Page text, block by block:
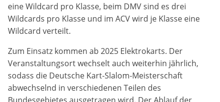
eine Wildcard pro Klasse, beim DMV sind es drei
Wildcards pro Klasse und im ACV wird je Klasse eine
Wildcard verteilt.
Zum Einsatz kommen ab 2025 Elektrokarts. Der
Veranstaltungsort wechselt auch weiterhin jährlich,
sodass die Deutsche Kart-Slalom-Meisterschaft
abwechselnd in verschiedenen Teilen des
Zweck:
Dieser Cookie speichert die gewählten Cookie-
Einstellungen.
Cookie Laufzeit:
12 Monate